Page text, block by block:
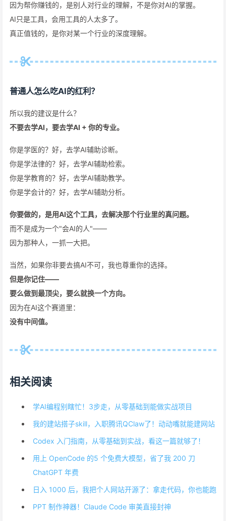
因为帮你赚钱的，是别人对行业的理解，不是你对AI的掌握。
AI只是工具，会用工具的人太多了。
真正值钱的，是你对某一个行业的深度理解。
普通人怎么吃AI的红利？
所以我的建议是什么？
不要去学AI，要去学AI + 你的专业。
你是学医的？好，去学AI辅助诊断。
你是学法律的？好，去学AI辅助检索。
你是学教育的？好，去学AI辅助教学。
你是学会计的？好，去学AI辅助分析。
你要做的，是用AI这个工具，去解决那个行业里的真问题。
而不是成为一个"会AI的人"——
因为那种人，一抓一大把。
当然，如果你非要去搞AI不可，我也尊重你的选择。
但是你记住——
要么做到最顶尖，要么就换一个方向。
因为在AI这个赛道里：
没有中间值。
相关阅读
学AI编程别瞎忙！3步走，从零基础到能做实战项目
我的建站搭子skill，入职腾讯QClaw了！动动嘴就能建网站
Codex 入门指南，从零基础到实战，看这一篇就够了！
用上 OpenCode 的5 个免费大模型，省了我 200 刀
ChatGPT 年费
日入 1000 后，我把个人网站开源了：拿走代码，你也能跑
PPT 制作神器！Claude Code 审美直接封神